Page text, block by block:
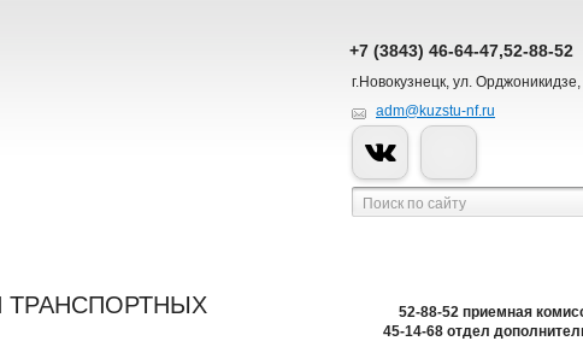
+7 (3843) 46-64-47,52-88-52
г.Новокузнецк, ул.
adm@kuzstu-nf.ru
52-88-52 приемная
45-14-68 отдел